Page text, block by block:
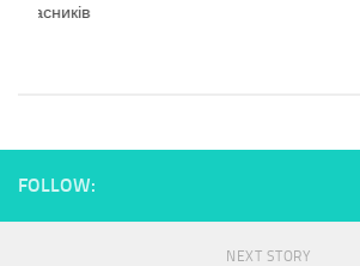
учасників
FOLLOW:
NEXT STORY